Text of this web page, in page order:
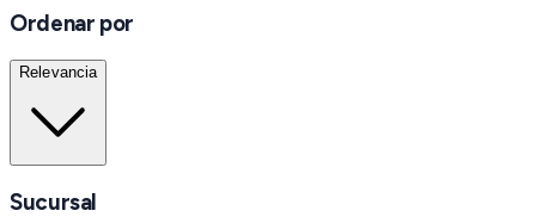
Ordenar por
Relevancia
Sucursal